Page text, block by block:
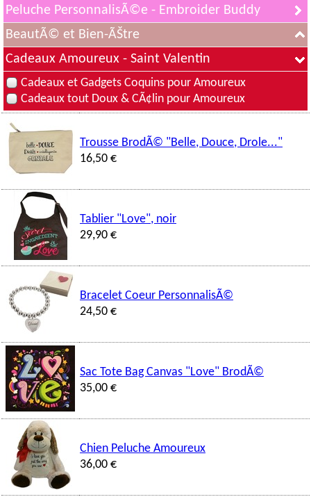
Peluche PersonnalisÃ©e - Embroider Buddy
BeautÃ© et Bien-ÃŠtre
Cadeaux Amoureux - Saint Valentin
Cadeaux et Gadgets Coquins pour Amoureux
Cadeaux tout Doux & CÃ¢lin pour Amoureux
Trousse BrodÃ© "Belle, Douce, Drole..."
16,50 €
Tablier "Love", noir
29,90 €
Bracelet Coeur PersonnalisÃ©
24,50 €
Sac Tote Bag Canvas "Love" BrodÃ©
35,00 €
Chien Peluche Amoureux
36,00 €